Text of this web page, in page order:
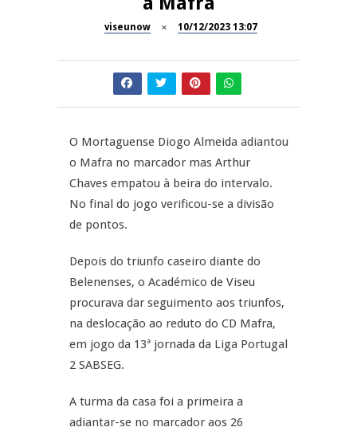
Dia do Foral em São João da
Summer Fusion em
Sernancelhe
do Castelo
11º Encontro Gastronómico
Amador de Abrunhosa-a-Velha
Now Opinião – Manuela
Antunes: Problemas nos
viseunow 10/12/2023 13:07
O Mortaguense Diogo Almeida adiantou
o Mafra no marcador mas Arthur
Chaves empatou à beira do intervalo.
No final do jogo verificou-se a divisão
de pontos.
Depois do triunfo caseiro diante do
Belenenses, o Académico de Viseu
procurava dar seguimento aos triunfos,
na deslocação ao reduto do CD Mafra,
em jogo da 13ª jornada da Liga Portugal
2 SABSEG.
A turma da casa foi a primeira a
adiantar-se no marcador aos 26